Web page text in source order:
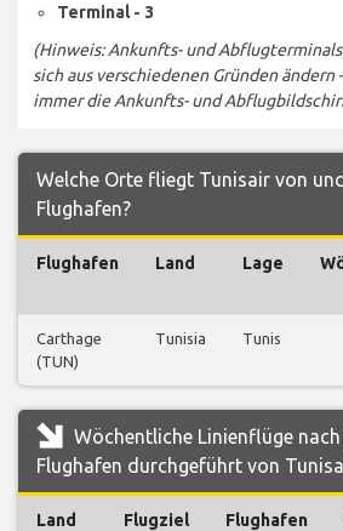
Terminal - 3
(Hinweis: Ankunfts- und
sich aus verschiedenen Gründen ändern
immer die Ankunfts- und
Welche Orte fliegt Tunisair von
Flughafen?
Flughafen Land Lage
Carthage
(TUN)
Tunisia Tunis
Wöchentliche Linienflüge
Flughafen durchgeführt von
Land Flugziel Flughafen